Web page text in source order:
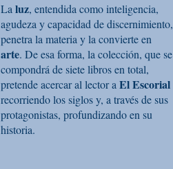
La luz, entendida como inteligencia,
agudeza y capacidad de discernimiento,
penetra la materia y la convierte en
arte. De esa forma, la colección, que se
compondrá de siete libros en total,
pretende acercar al lector a El Escorial
recorriendo los siglos y, a través de sus
protagonistas, profundizando en su
historia.